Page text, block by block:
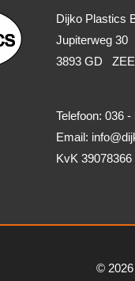
Dijko Plastics
Jupiterweg 30
3893 GD
Telefoon: 036 -
Email:
KvK 39078366
© 2026